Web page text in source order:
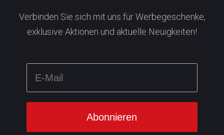
Verbinden Sie sich mit uns für Werbegeschenke,
exklusive Aktionen und aktuelle Neuigkeiten!